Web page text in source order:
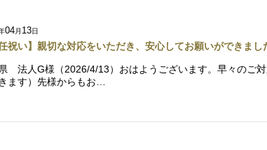
04月 13日
任祝い】親切な対応をいただき、安心してお願いができまし
法人G様（2026/4/13）おはようございます。早々のご
ます）先様からもお…